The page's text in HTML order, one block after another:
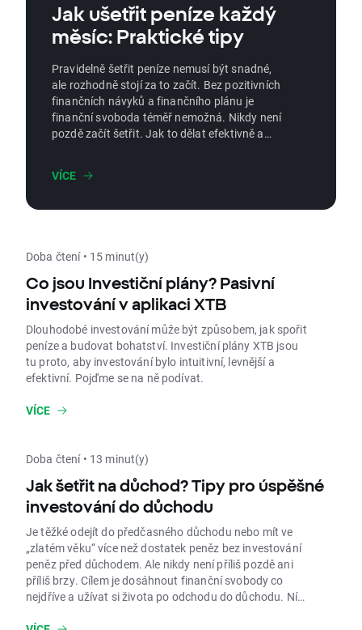
Jak ušetřit peníze každý
měsíc: Praktické tipy
Pravidelně šetřit peníze nemusí být snadné,
ale rozhodně stojí za to začít. Bez pozitivních
finančních návyků a finančního plánu je
finanční svoboda téměř nemožná. Nikdy není
pozdě začít šetřit. Jak to dělat efektivně a
kvalitu života?
VÍCE
Doba čtení • 15 minut(y)
Co jsou Investiční plány? Pasivní
investování v aplikaci XTB
Dlouhodobé investování může být způsobem, jak spořit
peníze a budovat bohatství. Investiční plány XTB jsou
tu proto, aby investování bylo intuitivní, levnější a
efektivní. Pojďme se na ně podívat.
VÍCE
Doba čtení • 13 minut(y)
Jak šetřit na důchod? Tipy pro úspěšné
investování do důchodu
Je těžké odejít do předčasného důchodu nebo mít ve
„zlatém věku“ více než dostatek peněz bez investování
peněz před důchodem. Ale nikdy není příliš pozdě ani
příliš brzy. Cílem je dosáhnout finanční svobody co
nejdříve a užívat si života po odchodu do důchodu. Níže